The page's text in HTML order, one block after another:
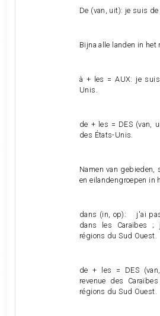
De (van, uit): je suis de
Bijna alle landen in het
à + les = AUX: je
Unis.
de + les = DES (van,
des États-Unis.
Namen van gebieden,
en eilandengroepen in
dans (in, op): j'ai
dans les Caraïbes ;
régions du Sud Ouest.
de + les = DES
revenue des
régions du Sud Ouest.